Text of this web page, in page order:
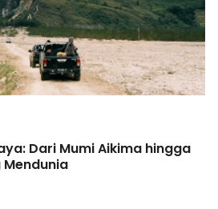
Dari Mumi Aikima hingga